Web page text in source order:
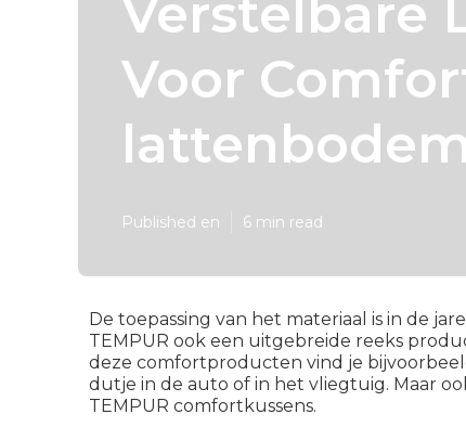
Verstelbare
Voor
Published en 6 min read
De toepassing van het materiaal is in de
TEMPUR ook een uitgebreide reeks
deze comfortproducten vind je
dutje in de auto of in het vliegtuig. Maar
TEMPUR comfortkussens.